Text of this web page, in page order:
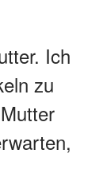
Ich
zu